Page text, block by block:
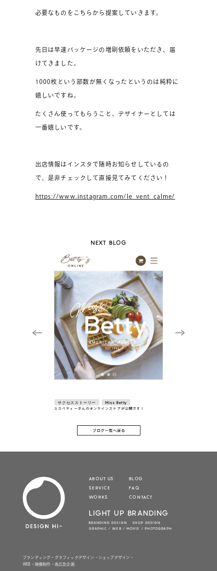
必要なものをこちらから提案していきます。
先日は早速パッケージの増刷依頼をいただき、届
けてきました。
1000枚という部数が無くなったというのは純粋に
嬉しいですね。
たくさん使ってもらうこと、デザイナーとしては
一番嬉しいです。
出店情報はインスタで随時お知らせしているの
で、是非チェックして直接見てみてください！
https://www.instagram.com/le_vent_calme/
NEXT BLOG
サクセスストーリー
Miss Betty
ミスベティーさんのオンラインストアが公開です！
ABOUT US
SERVICE
WORKS
BLOG
FAQ
CONTACT
LIGHT UP BRANDING
BRANDING DESIGN SHOP DESIGN
GRAPHIC / WEB / MOVIE / PHOTOGRAPH
ブランディング・グラフィックデザイン・ショップデザイン・
WEB・映像制作・各広告企画